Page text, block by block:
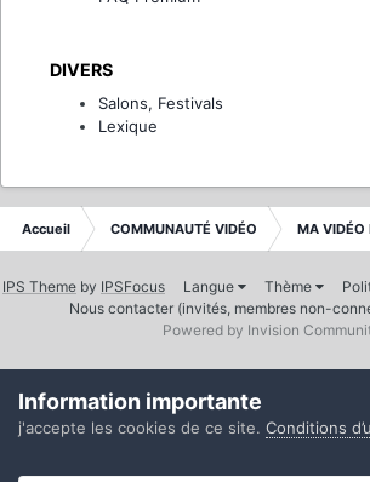
DIVERS
Salons, Festivals
Lexique
Accueil COMMUNAUTÉ VIDÉO MA VIDÉO
IPS Theme by IPSFocus Langue Thème
Nous contacter (invités, membres non-
Powered by Invision
Information importante
j'accepte les cookies de ce site. Conditions